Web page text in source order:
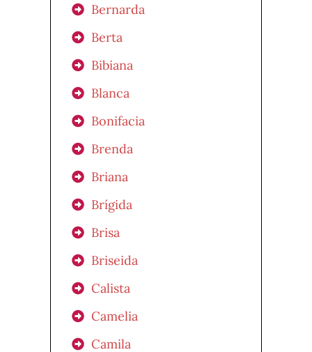
Bernarda
Berta
Bibiana
Blanca
Bonifacia
Brenda
Briana
Brígida
Brisa
Briseida
Calista
Camelia
Camila